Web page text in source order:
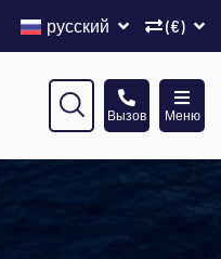
(€)
русский
Меню
Вызов